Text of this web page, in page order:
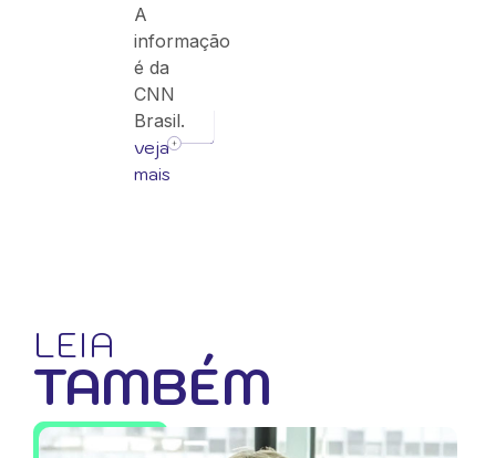
A
informação
é da
CNN
Brasil.
veja
mais
LEIA
TAMBÉM